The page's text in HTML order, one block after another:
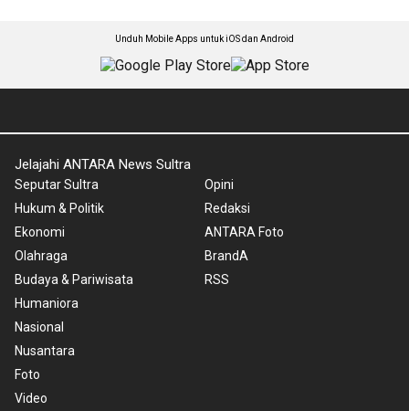
Unduh Mobile Apps untuk iOS dan Android
Jelajahi ANTARA News Sultra
Seputar Sultra
Hukum & Politik
Ekonomi
Olahraga
Budaya & Pariwisata
Humaniora
Nasional
Nusantara
Foto
Video
Opini
Redaksi
ANTARA Foto
BrandA
RSS